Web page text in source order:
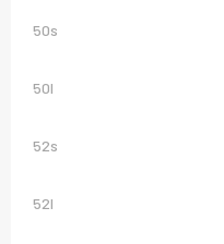
50s
50l
52s
52l